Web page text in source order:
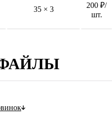
35 × 3
200 ₽/
шт.